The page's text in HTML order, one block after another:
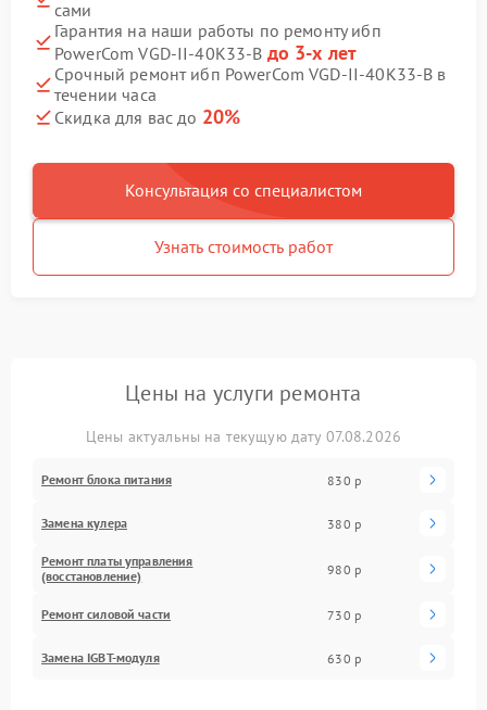
сами
Гарантия на наши работы по ремонту ибп
PowerCom VGD-II-40K33-B до 3-х лет
Срочный ремонт ибп PowerCom VGD-II-40K33-B в
течении часа
Скидка для вас до 20%
Консультация со специалистом
Узнать стоимость работ
Цены на услуги ремонта
Цены актуальны на текущую дату 07.08.2026
Ремонт блока питания 830 р
Замена кулера 380 р
Ремонт платы управления
(восстановление)
980 р
Ремонт силовой части 730 р
Замена IGBT-модуля 630 р